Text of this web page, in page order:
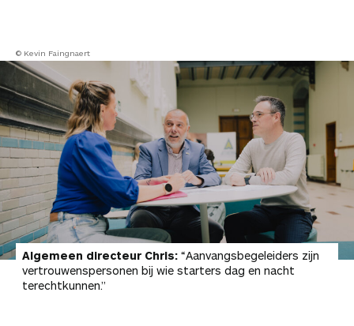
© Kevin Faingnaert
Algemeen directeur Chris: “Aanvangsbegeleiders zijn
vertrouwenspersonen bij wie starters dag en nacht
terechtkunnen.”